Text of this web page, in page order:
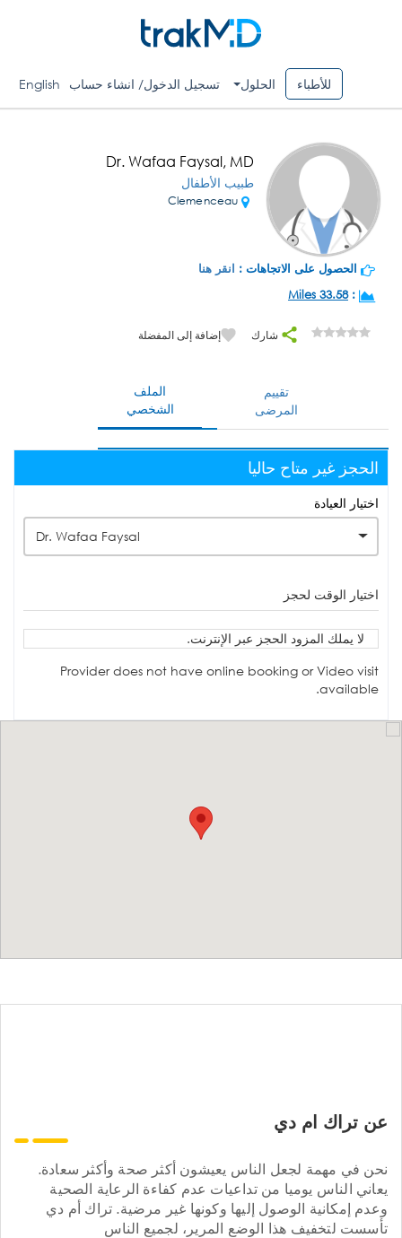
للأطباء الحلول تسجيل الدخول/ انشاء حساب English
Dr. Wafaa Faysal, MD
طبيب الأطفال
الحصول على الاتجاهات : انقر هنا
:
33.58 Miles
شارك إضافة إلى المفضلة
الملف
الشخصي
تقييم
المرضى
الحجز غير متاح حاليا
اختيار العيادة
Dr. Wafaa Faysal
اختيار الوقت لحجز
لا يملك المزود الحجز عبر الإنترنت.
Provider does not have online booking or Video visit
available.
عن تراك ام دي
نحن في مهمة لجعل الناس يعيشون أكثر صحة وأكثر سعادة.
يعاني الناس يوميا من تداعيات عدم كفاءة الرعاية الصحية
وعدم إمكانية الوصول إليها وكونها غير مرضية. تراك أم دي
تأسست لتخفيف هذا الوضع المرير، لجميع الناس